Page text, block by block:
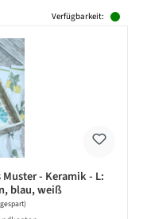
Verfügbarkeit:
- Keramik - L:
blau, weiß